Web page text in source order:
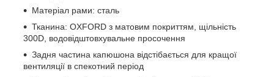
Матеріал рами: сталь
Тканина: OXFORD з матовим покриттям, щільність
300D, водовідштовхувальне просочення
Задня частина капюшона відстібається для кращої
вентиляції в спекотний період